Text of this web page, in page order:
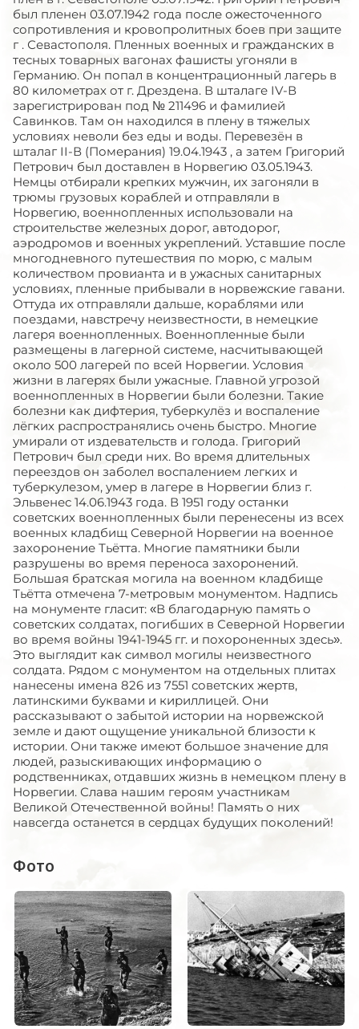
был пленен 03.07.1942 года после ожесточенного
сопротивления и кровопролитных боев при защите
г . Севастополя. Пленных военных и гражданских в
тесных товарных вагонах фашисты угоняли в
Германию. Он попал в концентрационный лагерь в
80 километрах от г. Дрездена. В шталаге IV-В
зарегистрирован под № 211496 и фамилией
Савинков. Там он находился в плену в тяжелых
условиях неволи без еды и воды. Перевезён в
шталаг II-В (Померания) 19.04.1943 , а затем Григорий
Петрович был доставлен в Норвегию 03.05.1943.
Немцы отбирали крепких мужчин, их загоняли в
трюмы грузовых кораблей и отправляли в
Норвегию, военнопленных использовали на
строительстве железных дорог, автодорог,
аэродромов и военных укреплений. Уставшие после
многодневного путешествия по морю, с малым
количеством провианта и в ужасных санитарных
условиях, пленные прибывали в норвежские гавани.
Оттуда их отправляли дальше, кораблями или
поездами, навстречу неизвестности, в немецкие
лагеря военнопленных. Военнопленные были
размещены в лагерной системе, насчитывающей
около 500 лагерей по всей Норвегии. Условия
жизни в лагерях были ужасные. Главной угрозой
военнопленныx в Норвегии были болезни. Такие
болезни как дифтерия, туберкулёз и воспаление
лёгких распространялись очень быстро. Многие
умирали от издевательств и голода. Григорий
Петрович был среди них. Во время длительных
переездов он заболел воспалением легких и
туберкулезом, умер в лагере в Норвегии близ г.
Эльвенес 14.06.1943 года. В 1951 году останки
советских военнопленных были перенесены из всех
военных кладбищ Северной Норвегии на военное
захоронение Тьётта. Многие памятники были
разрушены во время переноса захоронений.
Большая братская могила на военном кладбище
Тьётта отмечена 7-метровым монументом. Надпись
на монументе гласит: «В благодарную память о
советских солдатах, погибших в Северной Норвегии
во время войны 1941-1945 гг. и похороненных здесь».
Это выглядит как символ могилы неизвестного
солдата. Рядом с монументом на отдельных плитах
нанесены имена 826 из 7551 советских жертв,
латинскими буквами и кириллицей. Они
рассказывают о забытой истории на норвежской
земле и дают ощущение уникальной близости к
истории. Они также имеют большое значение для
людей, разыскивающих информацию о
родственниках, отдавших жизнь в немецком плену в
Норвегии. Слава нашим героям участникам
Великой Отечественной войны! Память о них
навсегда останется в сердцах будущих поколений!
Фото